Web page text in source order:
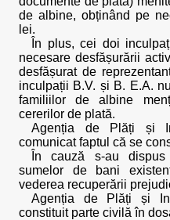
de albine, obținând pe
lei.
În plus, cei doi
necesare desfășurării
desfășurat de
inculpații B.V. și B. E.A.
familiilor de albine
cererilor de plată.
Agenția de Plăți și
comunicat faptul că se
În cauză s-au dispus
sumelor de bani
vederea recuperării
Agenția de Plăți și
constituit parte civilă în